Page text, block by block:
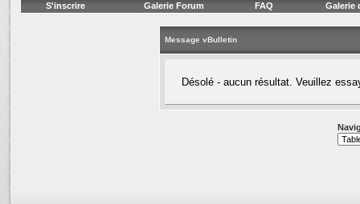
S'inscrire Galerie Forum FAQ Galerie
Message vBulletin
Désolé - aucun résultat. Veuillez